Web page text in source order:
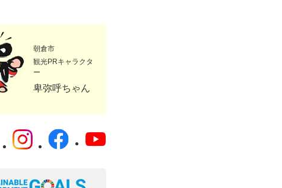
朝倉市
観光PRキャラクタ
ー
卑弥呼ちゃん